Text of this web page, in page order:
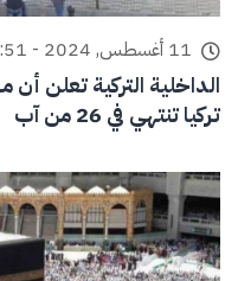
11 أغسطس, 2024 - 06:51 م
الداخلية التركية تعلن
تركيا تنتهي في 26 من آب